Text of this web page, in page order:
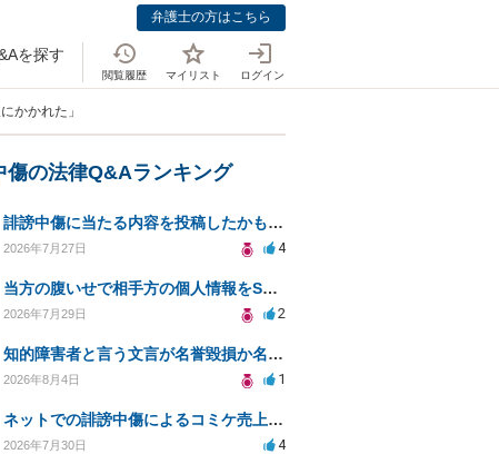
弁護士の方はこちら
を探す
閲覧履歴 マイリスト ログイン
かかれた」
傷の法律Q&Aランキング
誹謗中傷に当たる内容を投稿したかもしれない。開示請求や民事刑事裁判に発展しうるのか教えて欲しい。
2026年7月27日 4
当方の腹いせで相手方の個人情報をSNSで晒してしまい名誉毀損させてしまったかもしれない
2026年7月29日 2
知的障害者と言う文言が名誉毀損か名誉感情の侵害になるか教えてほしい。
2026年8月4日 1
ネットでの誹謗中傷によるコミケ売上減少、損害賠償は可能か？
2026年7月30日 4